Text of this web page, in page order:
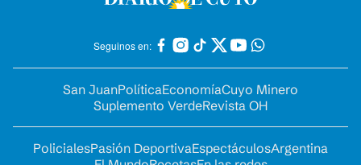
Seguinos en:
San JuanPolíticaEconomíaCuyo Minero
Suplemento VerdeRevista OH
PolicialesPasión DeportivaEspectáculosArgentina